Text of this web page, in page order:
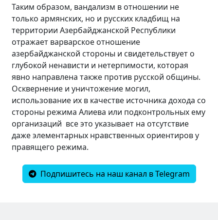
Таким образом, вандализм в отношении не
только армянских, но и русских кладбищ на
территории Азербайджанской Республики
отражает варварское отношение
азербайджанской стороны и свидетельствует о
глубокой ненависти и нетерпимости, которая
явно направлена также против русской общины.
Осквернение и уничтожение могил,
использование их в качестве источника дохода со
стороны режима Алиева или подконтрольных ему
организаций ­ все это указывает на отсутствие
даже элементарных нравственных ориентиров у
правящего режима.
Подпишитесь на наш канал в Telegram